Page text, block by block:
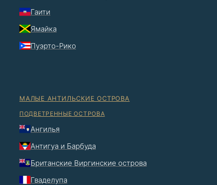
Гаити
Ямайка
Пуэрто-Рико
МАЛЫЕ АНТИЛЬСКИЕ ОСТРОВА
ПОДВЕТРЕННЫЕ ОСТРОВА
Ангилья
Антигуа и Барбуда
Британские Виргинские острова
Гваделупа